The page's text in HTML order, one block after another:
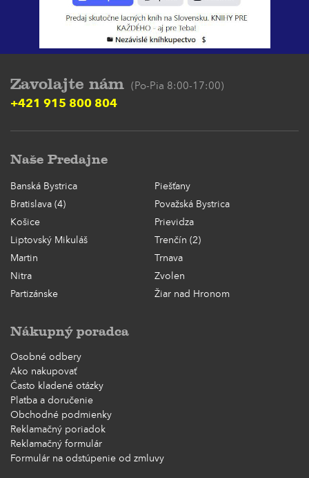
Zavolajte nám (Po-Pia 8:00-17:00)
+421 915 800 804
Naše Predajne
Banská Bystrica
Piešťany
Bratislava (4)
Považská Bystrica
Košice
Prievidza
Liptovský Mikuláš
Trenčín (2)
Martin
Trnava
Nitra
Zvolen
Partizánske
Žiar nad Hronom
Nákupný poradca
Osobné odbery
Ako nakupovať
Často kladené otázky
Platba a doručenie
Obchodné podmienky
Reklamačný poriadok
Reklamačný formulár
Formulár na odstúpenie od zmluvy